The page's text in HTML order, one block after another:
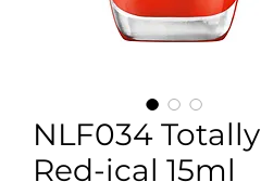
NLF034 Totally
Red-ical 15ml